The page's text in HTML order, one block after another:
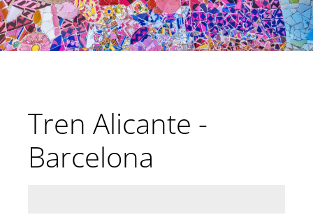
Tren Alicante -
Barcelona